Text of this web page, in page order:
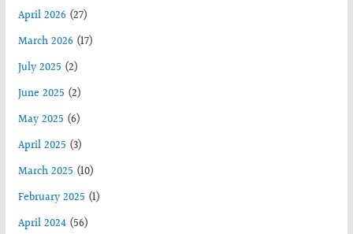
April 2026(27)
March 2026(17)
July 2025 (2)
June 2025 (2)
May 2025 (6)
April 2025 (3)
March 2025 (10)
February 2025 (1)
April 2024(56)